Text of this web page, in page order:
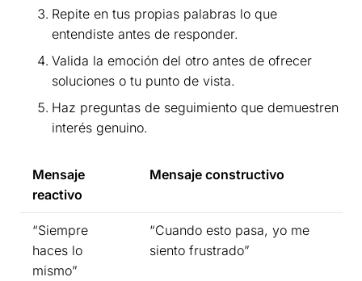
Repite en tus propias palabras lo que
entendiste antes de responder.
Valida la emoción del otro antes de ofrecer
soluciones o tu punto de vista.
Haz preguntas de seguimiento que demuestren
interés genuino.
Mensaje
reactivo
Mensaje constructivo
“Siempre
haces lo
mismo”
“Cuando esto pasa, yo me
siento frustrado”